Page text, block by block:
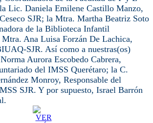
Lic. Daniela Emilene Castillo Manzo,
SJR; la Mtra. Martha Beatriz Soto
de la Biblioteca Infantil
Ana Luisa Forzán De Lachica,
SJR. Así como a nuestras(os)
Aurora Escobedo Cabrera,
del IMSS Querétaro; la C.
Monroy, Responsable del
SJR. Y por supuesto, Israel Barrón